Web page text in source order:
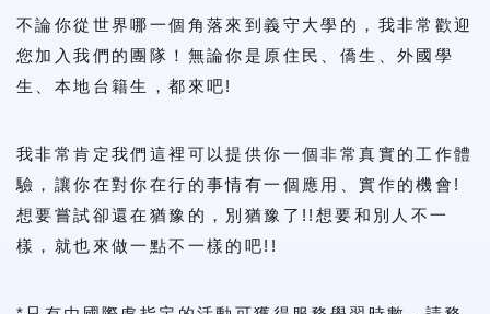
不論你從世界哪一個角落來到義守大學的，我非常歡迎
您加入我們的團隊！無論你是原住民、僑生、外國學
生、本地台籍生，都來吧!
我非常肯定我們這裡可以提供你一個非常真實的工作體
驗，讓你在對你在行的事情有一個應用、實作的機會!
想要嘗試卻還在猶豫的，別猶豫了!!想要和別人不一
樣，就也來做一點不一樣的吧!!